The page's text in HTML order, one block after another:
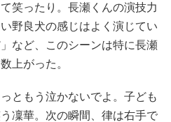
笑ったり。長瀬くんの演技力
野良犬の感じはよく演じてい
など、このシーンは特に長瀬
上がった。
ともう泣かないでよ。子ども
凜華。次の瞬間、律は右手で